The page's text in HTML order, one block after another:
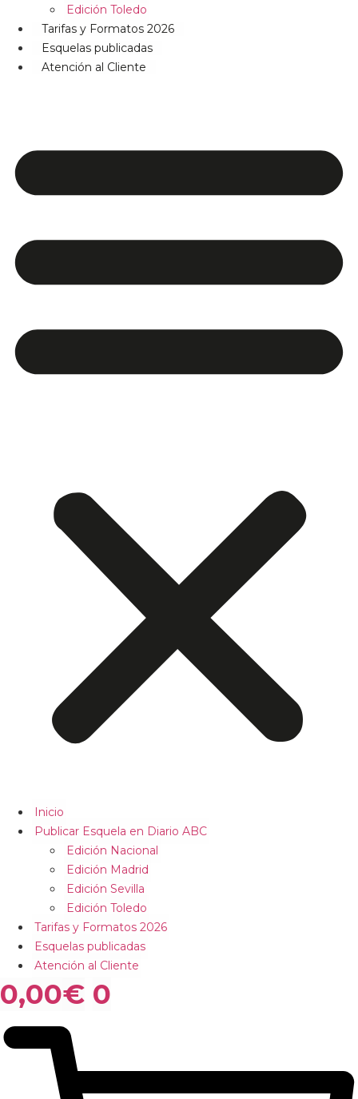
Edición Toledo
Tarifas y Formatos 2026
Esquelas publicadas
Atención al Cliente
Inicio
Publicar Esquela en Diario ABC
Edición Nacional
Edición Madrid
Edición Sevilla
Edición Toledo
Tarifas y Formatos 2026
Esquelas publicadas
Atención al Cliente
0,00€ 0